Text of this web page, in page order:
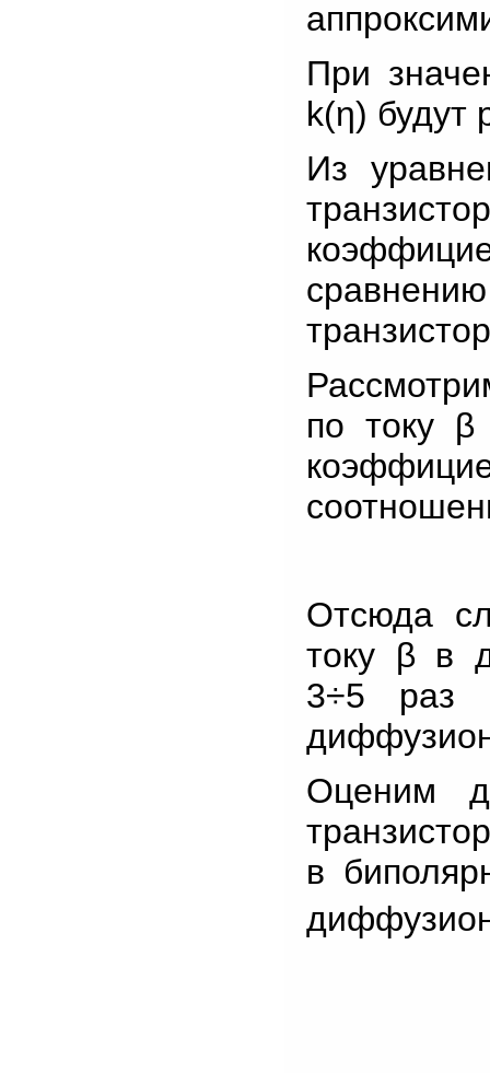
При
k(η) будут
Из
по току
Отсюда
току β в
3÷5 раз
Оценим
в